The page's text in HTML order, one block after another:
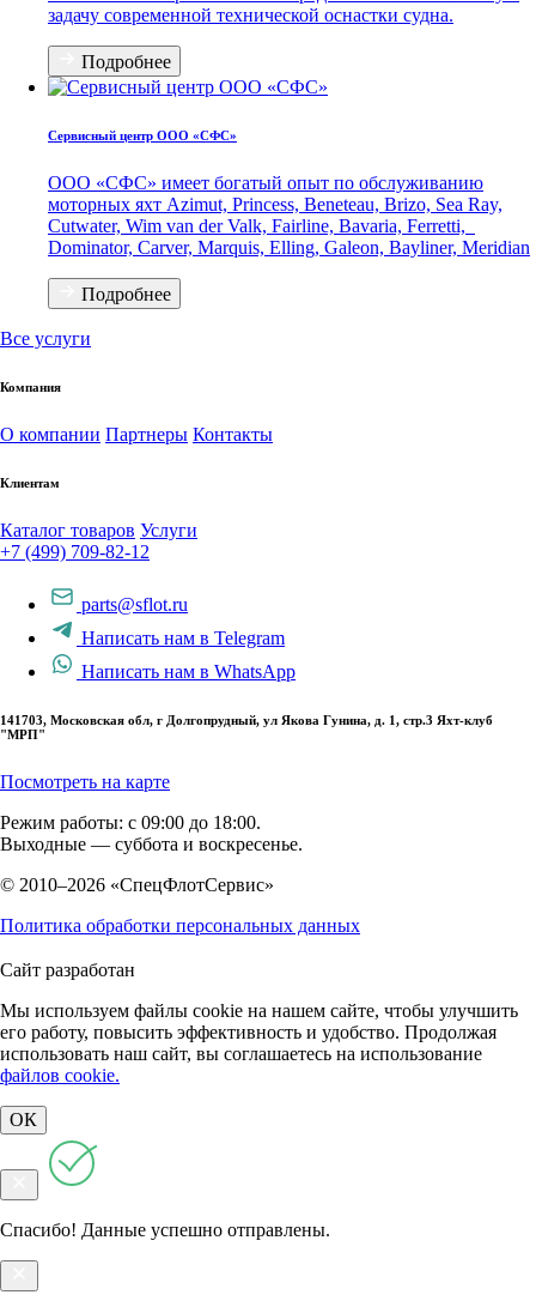
задачу современной технической оснастки судна.
Подробнее
Сервисный центр ООО «СФС»
ООО «СФС» имеет богатый опыт по обслуживанию
моторных яхт Azimut, Princess, Beneteau, Brizo, Sea Ray,
Cutwater, Wim van der Valk, Fairline, Bavaria, Ferretti,
Dominator, Carver, Marquis, Elling, Galeon, Bayliner, Meridian
Подробнее
Все услуги
Компания
О компании Партнеры Контакты
Клиентам
Каталог товаров Услуги
+7 (499) 709-82-12
parts@sflot.ru
Написать нам в Telegram
Написать нам в WhatsApp
141703, Московская обл, г Долгопрудный, ул Якова Гунина, д. 1, стр.3 Яхт-клуб
"МРП"
Посмотреть на карте
Режим работы: с 09:00 до 18:00.
Выходные — суббота и воскресенье.
© 2010–2026 «СпецФлотСервис»
Политика обработки персональных данных
Сайт разработан
Мы используем файлы cookie на нашем сайте, чтобы улучшить
его работу, повысить эффективность и удобство. Продолжая
использовать наш сайт, вы соглашаетесь на использование
файлов cookie.
ОК
Спасибо! Данные успешно отправлены.